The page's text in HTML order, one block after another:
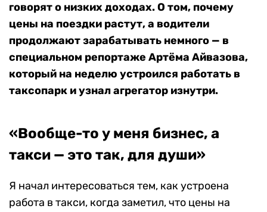
говорят о низких доходах. О том, почему
цены на поездки растут, а водители
продолжают зарабатывать немного — в
специальном репортаже Артёма Айвазова,
который на неделю устроился работать в
таксопарк и узнал агрегатор изнутри.
«Вообще-то у меня бизнес, а
такси — это так, для души»
Я начал интересоваться тем, как устроена
работа в такси, когда заметил, что цены на